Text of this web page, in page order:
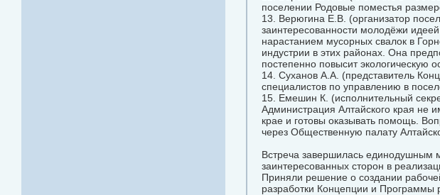
поселении Родовые поместья
13. Верюгина Е.В. (организатор
заинтересованности молодёжи
нарастанием мусорных свалок в
индустрии в этих районах. Она
постепенно повысит экологическую
14. Суханов А.А. (представитель
специалистов по управлению в
15. Емешин К. (исполнительный
Администрация Алтайского края не
крае и готовы оказывать помощь.
через Общественную палату
Встреча завершилась единодушным
заинтересованных сторон в
Приняли решение о создании
разработки Концепции и Программы